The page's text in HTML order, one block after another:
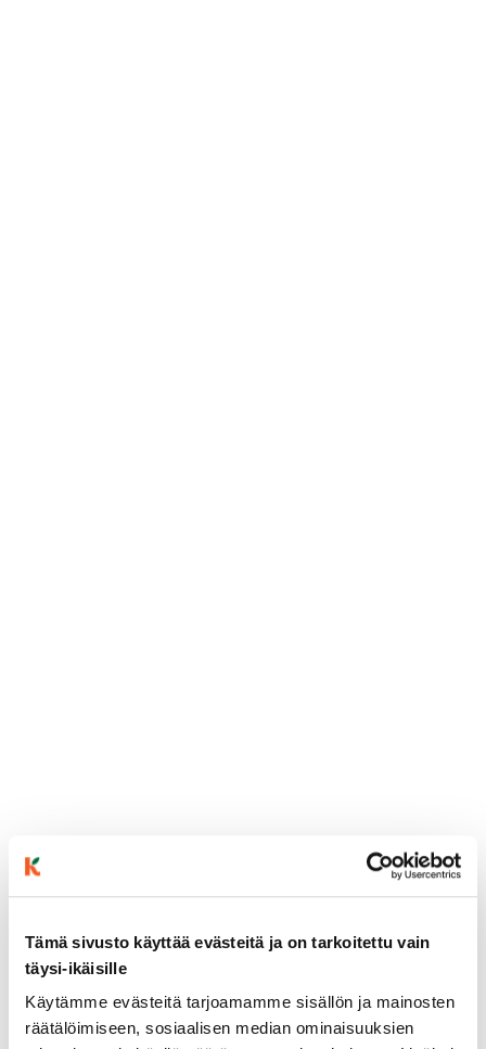
Tämä sivusto käyttää evästeitä ja on tarkoitettu vain
täysi-ikäisille
Käytämme evästeitä tarjoamamme sisällön ja mainosten
räätälöimiseen, sosiaalisen median ominaisuuksien
ainekset
valmistusohje